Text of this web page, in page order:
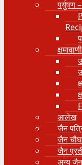
पर्युषण
क्षमावाणी
आलेख
जैन
जैन
जैन
अन्य